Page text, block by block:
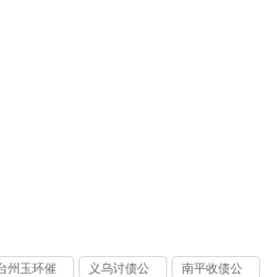
州玉环催
义乌讨债公
南平收债公